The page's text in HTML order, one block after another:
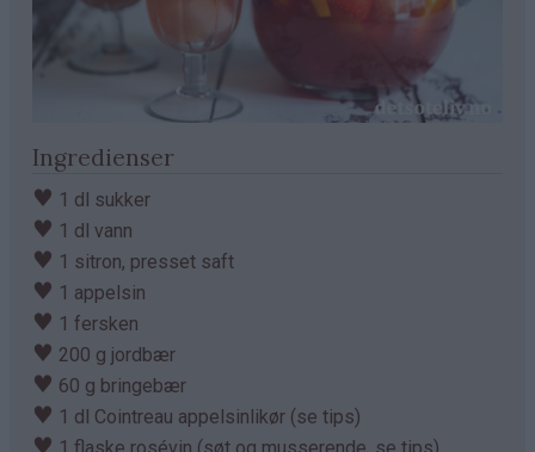
Ingredienser
♥ 1 dl sukker
♥ 1 dl vann
♥ 1 sitron, presset saft
♥ 1 appelsin
♥ 1 fersken
♥ 200 g jordbær
♥ 60 g bringebær
♥ 1 dl Cointreau appelsinlikør (se tips)
♥